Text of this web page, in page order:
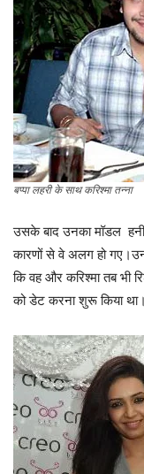
बप्पा लहरी के साथ करिश्मा तन्ना
उसके बाद उनका मॉडल
कारणों से वे अलग हो
कि वह और करिश्मा तब भी
को डेट करना शुरू किया था।